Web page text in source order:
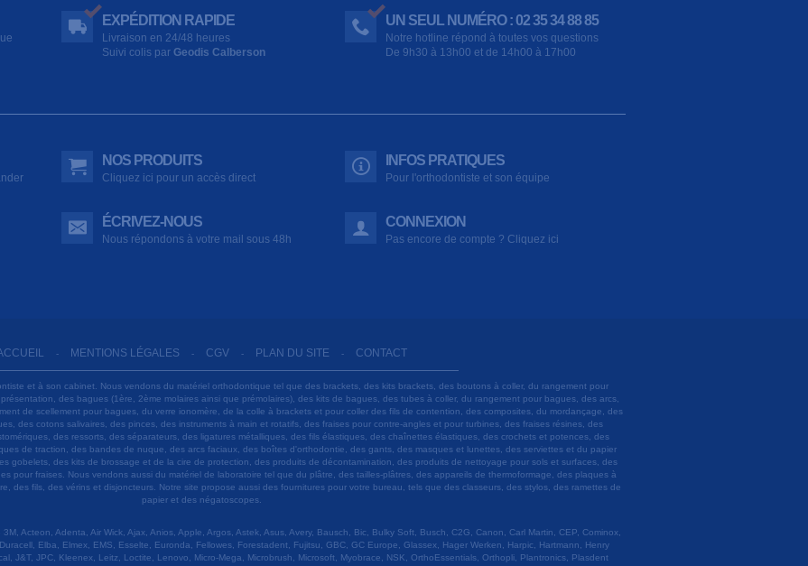
EXPÉDITION RAPIDE
Livraison en 24/48 heures
Suivi colis par Geodis Calberson
UN SEUL NUMÉRO : 02 35 34 88 85
Notre hotline répond à toutes vos questions
De 9h30 à 13h00 et de 14h00 à 17h00
NOS PRODUITS
Cliquez ici pour un accès direct
INFOS PRATIQUES
Pour l'orthodontiste et son équipe
ÉCRIVEZ-NOUS
Nous répondons à votre mail sous 48h
CONNEXION
Pas encore de compte ? Cliquez ici
- MENTIONS LÉGALES - CGV - PLAN DU SITE - CONTACT
et à son cabinet. Nous vendons du matériel orthodontique tel que des brackets, des kits brackets, des boutons à coller, du rangement pour
des bagues (1ère, 2ème molaires ainsi que prémolaires), des kits de bagues, des tubes à coller, du rangement pour bagues, des arcs,
de scellement pour bagues, du verre ionomère, de la colle à brackets et pour coller des fils de contention, des composites, du mordançage, des
des cotons salivaires, des pinces, des instruments à main et rotatifs, des fraises pour contre-angles et pour turbines, des fraises résines, des
des ressorts, des séparateurs, des ligatures métalliques, des fils élastiques, des chaînettes élastiques, des crochets et potences, des
de traction, des bandes de nuque, des arcs faciaux, des boîtes d'orthodontie, des gants, des masques et lunettes, des serviettes et du papier
gobelets, des kits de brossage et de la cire de protection, des produits de décontamination, des produits de nettoyage pour sols et surfaces, des
pour fraises. Nous vendons aussi du matériel de laboratoire tel que du plâtre, des tailles-plâtres, des appareils de thermoformage, des plaques à
des fils, des vérins et disjoncteurs. Notre site propose aussi des fournitures pour votre bureau, tels que des classeurs, des stylos, des ramettes de
papier et des négatoscopes.
Acteon, Adenta, Air Wick, Ajax, Anios, Apple, Argos, Astek, Asus, Avery, Bausch, Bic, Bulky Soft, Busch, C2G, Canon, Carl Martin, CEP, Cominox,
Elba, Elmex, EMS, Esselte, Euronda, Fellowes, Forestadent, Fujitsu, GBC, GC Europe, Glassex, Hager Werken, Harpic, Hartmann, Henry
J&T, JPC, Kleenex, Leitz, Loctite, Lenovo, Micro-Mega, Microbrush, Microsoft, Myobrace, NSK, OrthoEssentials, Orthopli, Plantronics, Plasdent